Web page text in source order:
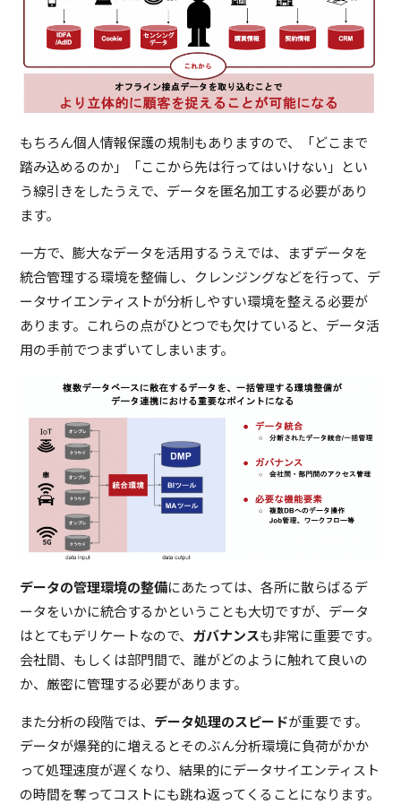
もちろん個人情報保護の規制もありますので、「どこまで
踏み込めるのか」「ここから先は行ってはいけない」とい
う線引きをしたうえで、データを匿名加工する必要があり
ます。
一方で、膨大なデータを活用するうえでは、まずデータを
統合管理する環境を整備し、クレンジングなどを行って、デ
ータサイエンティストが分析しやすい環境を整える必要が
あります。これらの点がひとつでも欠けていると、データ活
用の手前でつまずいてしまいます。
データの管理環境の整備にあたっては、各所に散らばるデ
ータをいかに統合するかということも大切ですが、データ
はとてもデリケートなので、 ガバナンスも非常に重要です。
会社間、もしくは部門間で、誰がどのように触れて良いの
か、厳密に管理する必要があります。
また分析の段階では、 データ処理のスピードが重要です。
データが爆発的に増えるとそのぶん分析環境に負荷がかか
って処理速度が遅くなり、結果的にデータサイエンティスト
の時間を奪ってコストにも跳ね返ってくることになります。